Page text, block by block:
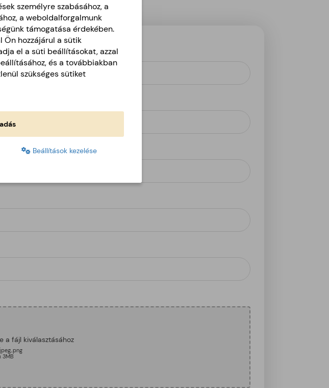
a fájl kiválasztásához
3MB
személyre szabásához, a
a weboldalforgalmunk
támogatása érdekében.
Ön hozzájárul a sütik
el a süti beállításokat, azzal
és a továbbiakban
szükséges sütiket
Beállítások kezelése